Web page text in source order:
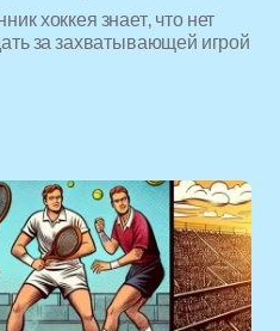
хоккея знает, что нет
за захватывающей игрой